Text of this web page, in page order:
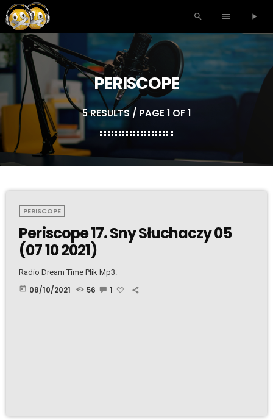
search menu play_arrow
PERISCOPE
5 RESULTS / PAGE 1 OF 1
PERISCOPE
Periscope 17. Sny Słuchaczy 05
(07 10 2021)
Radio Dream Time Plik Mp3.
today 08/10/2021 56 1